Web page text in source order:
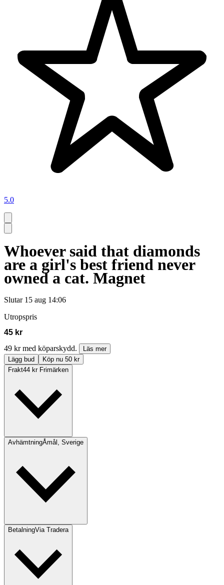
5.0
Whoever said that diamonds
are a girl's best friend never
owned a cat. Magnet
Slutar 15 aug 14:06
Utropspris
45 kr
49 kr med köparskydd.
Läs mer
Lägg bud
Köp nu 50 kr
Frakt44 kr Frimärken
AvhämtningÅmål, Sverige
BetalningVia Tradera